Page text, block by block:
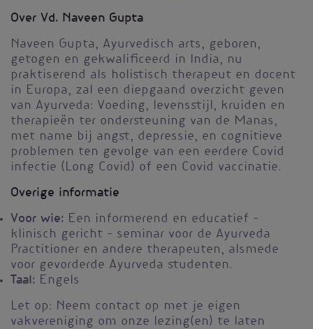
Over Vd. Naveen Gupta
Naveen Gupta, Ayurvedisch arts, geboren,
getogen en gekwalificeerd in India, nu
praktiserend als holistisch therapeut en docent
in Europa, zal een diepgaand overzicht geven
van Ayurveda: Voeding, levensstijl, kruiden en
therapieën ter ondersteuning van de Manas,
met name bij angst, depressie, en cognitieve
problemen ten gevolge van een eerdere Covid
infectie (Long Covid) of een Covid vaccinatie.
Overige informatie
Voor wie: Een informerend en educatief –
klinisch gericht – seminar voor de Ayurveda
Practitioner en andere therapeuten, alsmede
voor gevorderde Ayurveda studenten.
Taal: Engels
Let op: Neem contact op met je eigen
vakvereniging om onze lezing(en) te laten